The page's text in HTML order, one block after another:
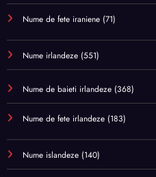
Nume de fete iraniene (71)
Nume irlandeze (551)
Nume de baieti irlandeze (368)
Nume de fete irlandeze (183)
Nume islandeze (140)